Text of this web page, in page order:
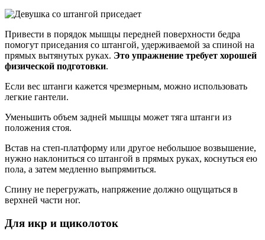
Привести в порядок мышцы передней поверхности бедра
помогут приседания со штангой, удерживаемой за спиной на
прямых вытянутых руках. Это упражнение требует хорошей
физической подготовки.
Если вес штанги кажется чрезмерным, можно использовать
легкие гантели.
Уменьшить объем задней мышцы может тяга штанги из
положения стоя.
Встав на степ-платформу или другое небольшое возвышение,
нужно наклониться со штангой в прямых руках, коснуться ею
пола, а затем медленно выпрямиться.
Спину не перегружать, напряжение должно ощущаться в
верхней части ног.
Для икр и щиколоток